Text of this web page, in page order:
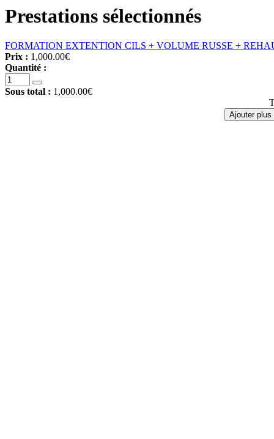
Prestations sélectionnés
FORMATION EXTENTION CILS + VOLUME RUSSE +
Prix : 1,000.00€
Quantité :
Sous total : 1,000.00€
Ajouter plus